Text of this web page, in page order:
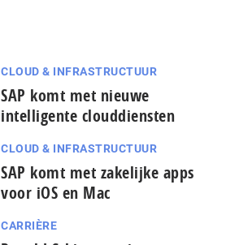
CLOUD & INFRASTRUCTUUR
SAP komt met nieuwe
intelligente clouddiensten
CLOUD & INFRASTRUCTUUR
SAP komt met zakelijke apps
voor iOS en Mac
CARRIÈRE